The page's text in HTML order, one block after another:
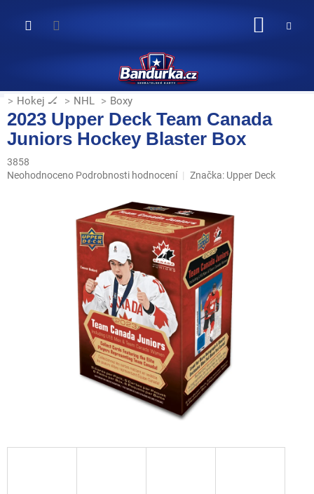
obsah
Hokej 🏒 NHL Boxy
2023 Upper Deck Team Canada
Juniors Hockey Blaster Box
3858
Průměrné
Neohodnoceno Podrobnosti hodnocení Značka: Upper Deck